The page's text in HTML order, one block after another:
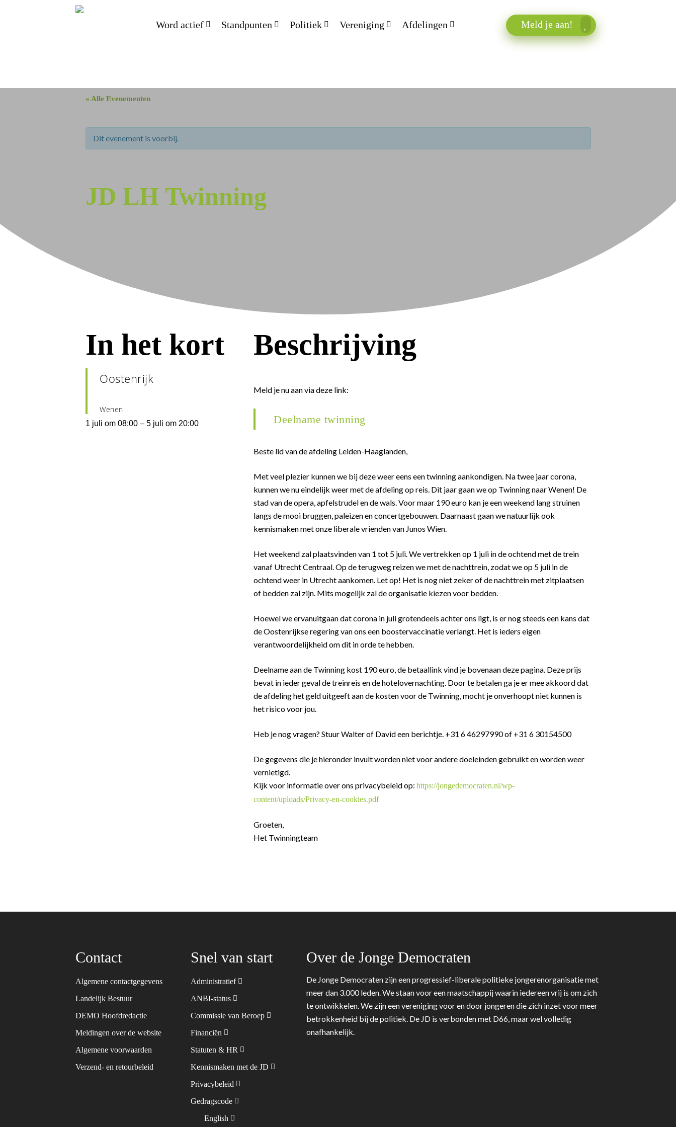
Word actief Standpunten Politiek Vereniging Afdelingen Meld je aan!
« Alle Evenementen
Dit evenement is voorbij.
JD LH Twinning
In het kort
Oostenrijk
Wenen
1 juli om 08:00 – 5 juli om 20:00
Beschrijving
Meld je nu aan via deze link:
Deelname twinning
Beste lid van de afdeling Leiden-Haaglanden,
Met veel plezier kunnen we bij deze weer eens een twinning aankondigen. Na twee jaar corona,
kunnen we nu eindelijk weer met de afdeling op reis. Dit jaar gaan we op Twinning naar Wenen! De
stad van de opera, apfelstrudel en de wals. Voor maar 190 euro kan je een weekend lang struinen
langs de mooi bruggen, paleizen en concertgebouwen. Daarnaast gaan we natuurlijk ook
kennismaken met onze liberale vrienden van Junos Wien.
Het weekend zal plaatsvinden van 1 tot 5 juli. We vertrekken op 1 juli in de ochtend met de trein
vanaf Utrecht Centraal. Op de terugweg reizen we met de nachttrein, zodat we op 5 juli in de
ochtend weer in Utrecht aankomen. Let op! Het is nog niet zeker of de nachttrein met zitplaatsen
of bedden zal zijn. Mits mogelijk zal de organisatie kiezen voor bedden.
Hoewel we ervanuitgaan dat corona in juli grotendeels achter ons ligt, is er nog steeds een kans dat
de Oostenrijkse regering van ons een boostervaccinatie verlangt. Het is ieders eigen
verantwoordelijkheid om dit in orde te hebben.
Deelname aan de Twinning kost 190 euro, de betaallink vind je bovenaan deze pagina. Deze prijs
bevat in ieder geval de treinreis en de hotelovernachting. Door te betalen ga je er mee akkoord dat
de afdeling het geld uitgeeft aan de kosten voor de Twinning, mocht je onverhoopt niet kunnen is
het risico voor jou.
Heb je nog vragen? Stuur Walter of David een berichtje. +31 6 46297990 of +31 6 30154500
De gegevens die je hieronder invult worden niet voor andere doeleinden gebruikt en worden weer
vernietigd.
Kijk voor informatie over ons privacybeleid op:https://jongedemocraten.nl/wp-
content/uploads/Privacy-en-cookies.pdf
Groeten,
Het Twinningteam
Contact
Algemene contactgegevens
Landelijk Bestuur
DEMO Hoofdredactie
Meldingen over de website
Algemene voorwaarden
Verzend- en retourbeleid
Snel van start
Administratief
ANBI-status
Commissie van Beroep
Financiën
Statuten & HR
Kennismaken met de JD
Privacybeleid
Gedragscode
English
Over de Jonge Democraten
De Jonge Democraten zijn een progressief-liberale politieke jongerenorganisatie met
meer dan 3.000 leden. We staan voor een maatschappij waarin iedereen vrij is om zich
te ontwikkelen. We zijn een vereniging voor en door jongeren die zich inzet voor meer
betrokkenheid bij de politiek. De JD is verbonden met D66, maar wel volledig
onafhankelijk.